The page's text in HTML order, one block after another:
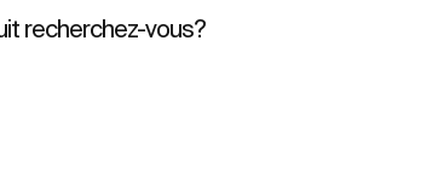
recherchez-vous?